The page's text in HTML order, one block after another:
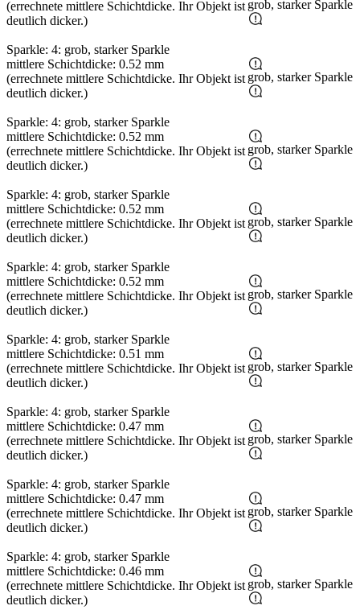
(errechnete mittlere Schichtdicke. Ihr Objekt ist
deutlich dicker.)
Sparkle: 4: grob, starker Sparkle
grob, starker Sparkle
mittlere Schichtdicke: 0.52 mm
(errechnete mittlere Schichtdicke. Ihr Objekt ist
deutlich dicker.)
Sparkle: 4: grob, starker Sparkle
grob, starker Sparkle
mittlere Schichtdicke: 0.52 mm
(errechnete mittlere Schichtdicke. Ihr Objekt ist
deutlich dicker.)
Sparkle: 4: grob, starker Sparkle
grob, starker Sparkle
mittlere Schichtdicke: 0.52 mm
(errechnete mittlere Schichtdicke. Ihr Objekt ist
deutlich dicker.)
Sparkle: 4: grob, starker Sparkle
grob, starker Sparkle
mittlere Schichtdicke: 0.52 mm
(errechnete mittlere Schichtdicke. Ihr Objekt ist
deutlich dicker.)
Sparkle: 4: grob, starker Sparkle
grob, starker Sparkle
mittlere Schichtdicke: 0.51 mm
(errechnete mittlere Schichtdicke. Ihr Objekt ist
deutlich dicker.)
Sparkle: 4: grob, starker Sparkle
grob, starker Sparkle
mittlere Schichtdicke: 0.47 mm
(errechnete mittlere Schichtdicke. Ihr Objekt ist
deutlich dicker.)
Sparkle: 4: grob, starker Sparkle
grob, starker Sparkle
mittlere Schichtdicke: 0.47 mm
(errechnete mittlere Schichtdicke. Ihr Objekt ist
deutlich dicker.)
Sparkle: 4: grob, starker Sparkle
grob, starker Sparkle
mittlere Schichtdicke: 0.46 mm
(errechnete mittlere Schichtdicke. Ihr Objekt ist
deutlich dicker.)
grob, starker Sparkle